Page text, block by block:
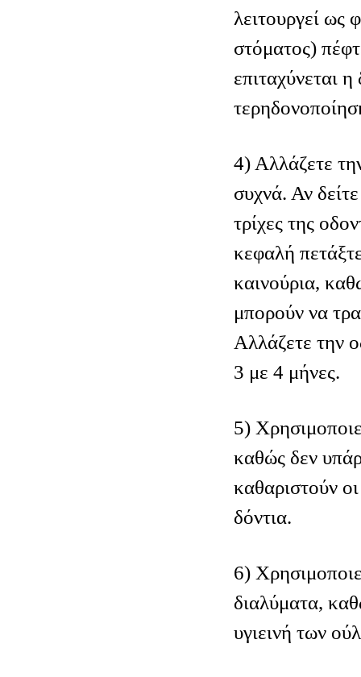
λειτουργεί ως
στόματος)
επιταχύνεται η
4) Αλλάζετε
συχνά. Αν
τρίχες της
κεφαλή
καινούρια,
μπορούν να
Αλλάζετε την
3 με 4 μήνες.
5)
καθώς δεν
καθαριστούν
δόντια.
6)
διαλύματα,
υγιεινή των